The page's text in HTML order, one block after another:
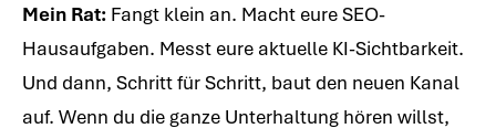
Mein Rat: Fangt klein an. Macht eure SEO-
Hausaufgaben. Messt eure aktuelle KI-Sichtbarkeit.
Und dann, Schritt für Schritt, baut den neuen Kanal
auf. Wenn du die ganze Unterhaltung hören willst,